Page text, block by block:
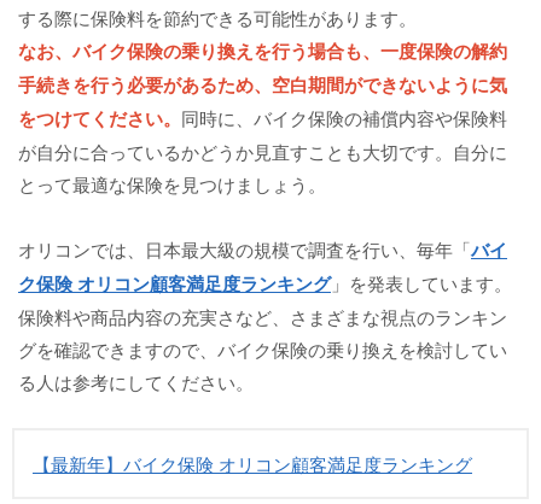
する際に保険料を節約できる可能性があります。
なお、バイク保険の乗り換えを行う場合も、一度保険の解約
手続きを行う必要があるため、空白期間ができないように気
をつけてください。 同時に、バイク保険の補償内容や保険料
が自分に合っているかどうか見直すことも大切です。自分に
とって最適な保険を見つけましょう。
オリコンでは、日本最大級の規模で調査を行い、毎年「バイ
ク保険 オリコン顧客満足度ランキング」を発表しています。
保険料や商品内容の充実さなど、さまざまな視点のランキン
グを確認できますので、バイク保険の乗り換えを検討してい
る人は参考にしてください。
【最新年】バイク保険 オリコン顧客満足度ランキング